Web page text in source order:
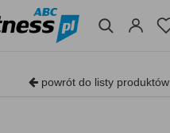
powrót do listy produktów